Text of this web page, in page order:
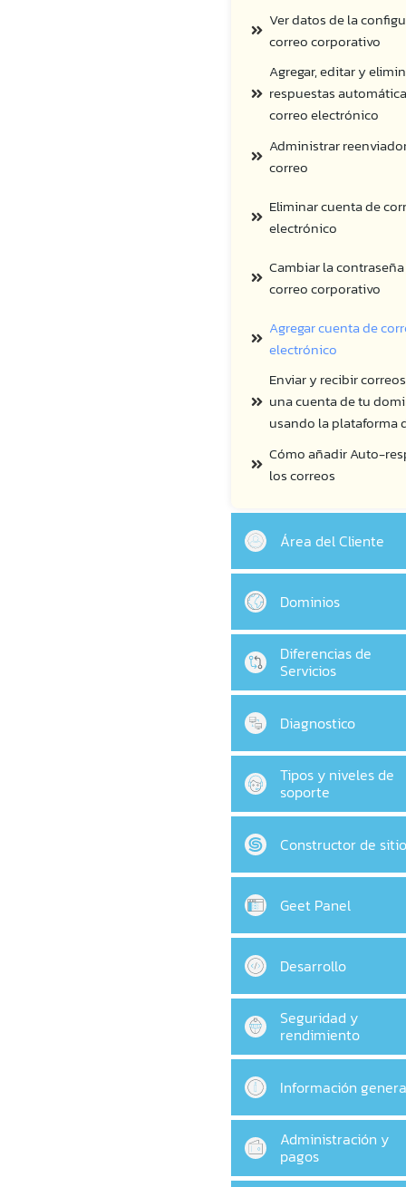
Ver datos de la
correo corporativo
Agregar, editar y
respuestas
correo electrónico
Administrar
correo
Eliminar cuenta de
electrónico
Cambiar la
correo corporativo
Agregar cuenta de
electrónico
Enviar y recibir
una cuenta de tu
usando la plataforma
Cómo añadir Auto-
los correos
Área del Cliente
Dominios
Diferencias de
Servicios
Diagnostico
Tipos y niveles de
soporte
Constructor de
Geet Panel
Desarrollo
Seguridad y
rendimiento
Información
Administración y
pagos